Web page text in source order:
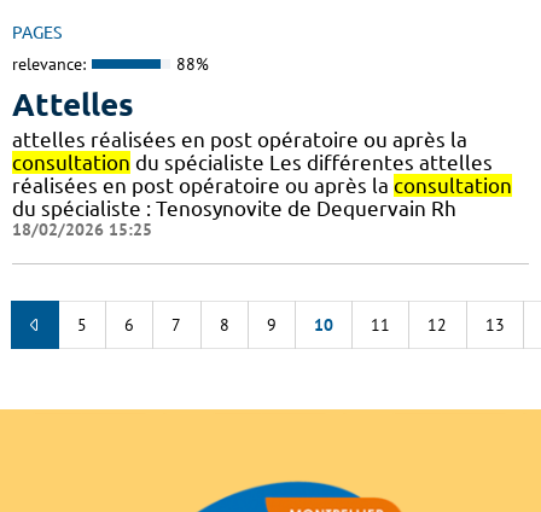
PAGES
relevance: 88%
Attelles
attelles réalisées en post opératoire ou après la
consultation du spécialiste Les différentes attelles
réalisées en post opératoire ou après la consultation
du spécialiste : Tenosynovite de Dequervain Rh
18/02/2026 15:25
5 6 7 8 9 10 11 12 13